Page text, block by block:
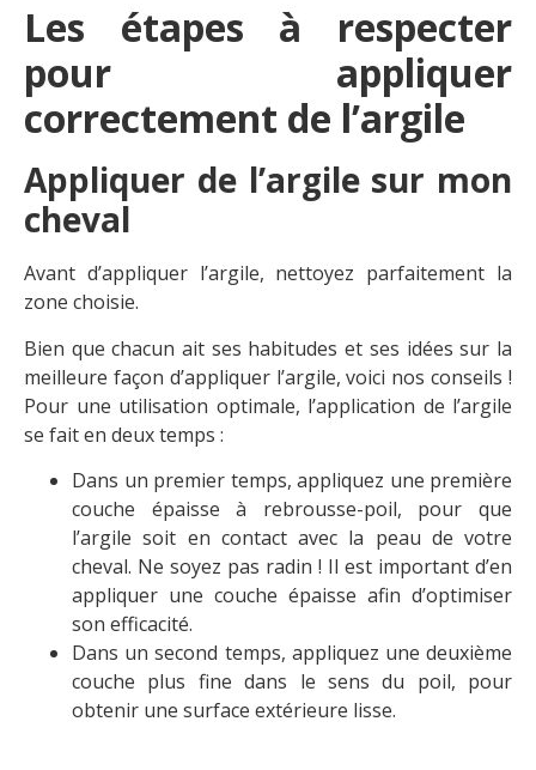
Les étapes à respecter
pour appliquer
correctement de l’argile
Appliquer de l’argile sur mon
cheval
Avant d’appliquer l’argile, nettoyez parfaitement la
zone choisie.
Bien que chacun ait ses habitudes et ses idées sur la
meilleure façon d’appliquer l’argile, voici nos conseils !
Pour une utilisation optimale, l’application de l’argile
se fait en deux temps :
Dans un premier temps, appliquez une première
couche épaisse à rebrousse-poil, pour que
l’argile soit en contact avec la peau de votre
cheval. Ne soyez pas radin ! Il est important d’en
appliquer une couche épaisse afin d’optimiser
son efficacité.
Dans un second temps, appliquez une deuxième
couche plus fine dans le sens du poil, pour
obtenir une surface extérieure lisse.